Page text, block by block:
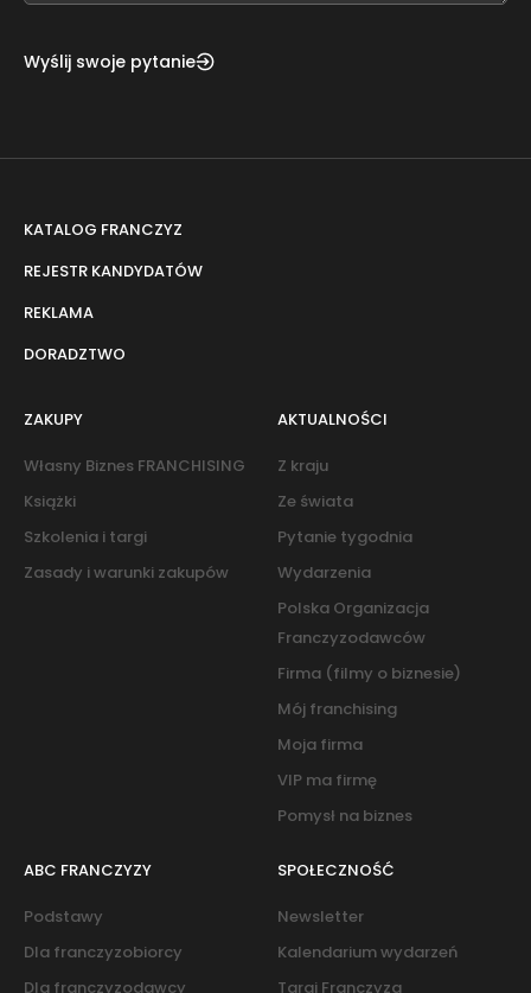
Wyślij swoje pytanie
KATALOG FRANCZYZ
REJESTR KANDYDATÓW
REKLAMA
DORADZTWO
ZAKUPY
Własny Biznes FRANCHISING
Książki
Szkolenia i targi
Zasady i warunki zakupów
AKTUALNOŚCI
Z kraju
Ze świata
Pytanie tygodnia
Wydarzenia
Polska Organizacja
Franczyzodawców
Firma (filmy o biznesie)
Mój franchising
Moja firma
VIP ma firmę
Pomysł na biznes
ABC FRANCZYZY
Podstawy
Dla franczyzobiorcy
Dla franczyzodawcy
SPOŁECZNOŚĆ
Newsletter
Kalendarium wydarzeń
Targi Franczyza